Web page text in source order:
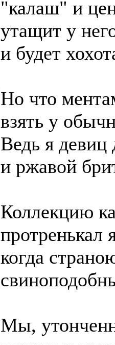
"калаш" и
утащит у
и будет
Но что
взять у
Ведь я
и ржавой
Коллекцию
протренькал
когда
Мы,